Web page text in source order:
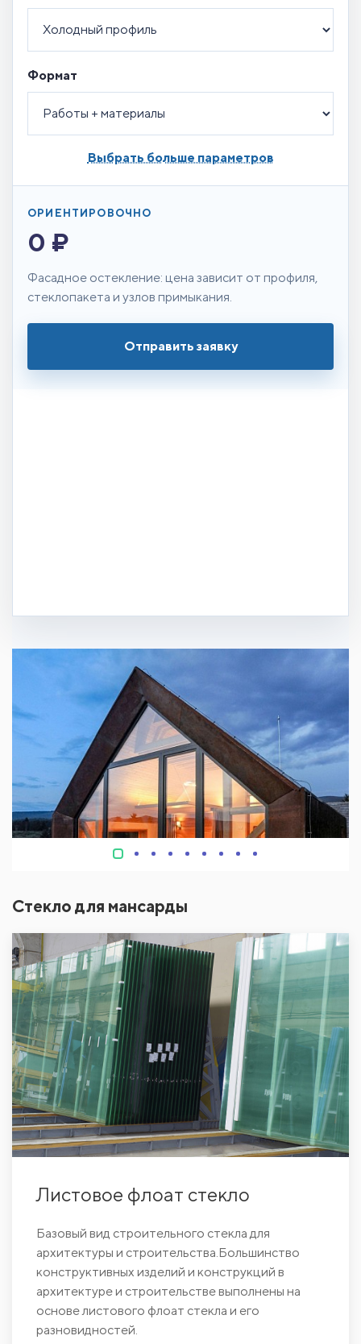
Формат
Выбрать больше параметров
ОРИЕНТИРОВОЧНО
0 ₽
Фасадное остекление: цена зависит от профиля,
стеклопакета и узлов примыкания.
Отправить заявку
Стекло для мансарды
Листовое флоат стекло
Базовый вид строительного стекла для
архитектуры и строительства.Большинство
конструктивных изделий и конструкций в
архитектуре и строительстве выполнены на
основе листового флоат стекла и его
разновидностей.